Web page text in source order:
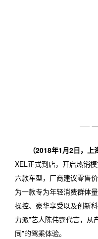
（2018年1月2日，上
XEL正式到店，开启热销
六款车型，厂商建议零售
为一款专为年轻消费群体
操控、豪华享受以及创新
力派”艺人陈伟霆代言，从
同”的驾乘体验。